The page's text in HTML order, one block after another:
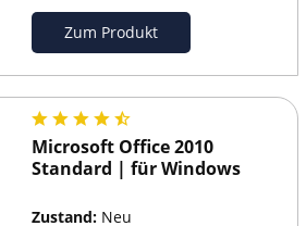
Zum Produkt
Microsoft Office 2010
Standard | für Windows
Zustand: Neu